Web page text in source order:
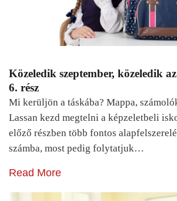
Közeledik szeptember, közeledik
6. rész
Mi kerüljön a táskába? Mappa,
Lassan kezd megtelni a képzeletbeli
előző részben több fontos
számba, most pedig folytatjuk…
Read More